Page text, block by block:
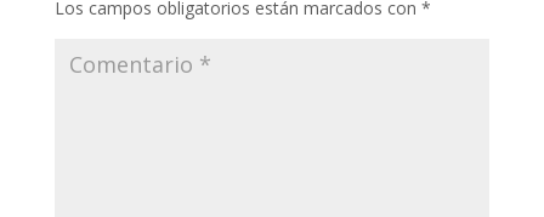
Los campos obligatorios están marcados con *